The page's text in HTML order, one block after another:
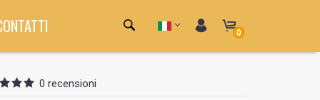
0
0 recensioni